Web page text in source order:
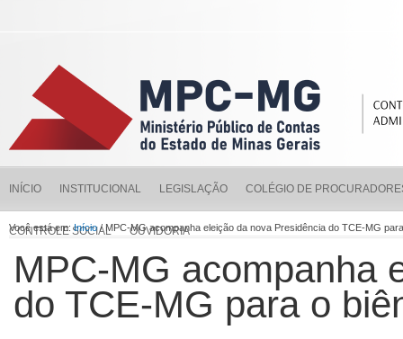
INÍCIO INSTITUCIONAL LEGISLAÇÃO COLÉGIO DE
CONTROLE SOCIAL OUVIDORIA
Você está em:Início/ MPC-MG acompanha eleição da nova Presidência do TCE-MG
MPC-MG acompanha
do TCE-MG para o